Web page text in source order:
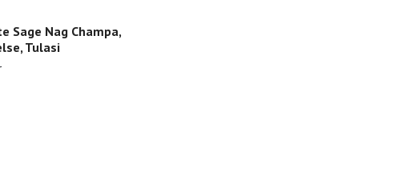
Sage Nag Champa,
Tulasi